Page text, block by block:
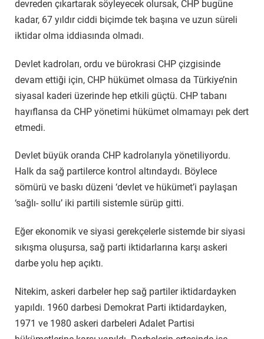
devreden çıkartarak söyleyecek olursak, CHP bugüne
kadar, 67 yıldır ciddi biçimde tek başına ve uzun süreli
iktidar olma iddiasında olmadı.
Devlet kadroları, ordu ve bürokrasi CHP çizgisinde
devam ettiği için, CHP hükümet olmasa da Türkiye’nin
siyasal kaderi üzerinde hep etkili güçtü. CHP tabanı
hayıflansa da CHP yönetimi hükümet olmamayı pek dert
etmedi.
Devlet büyük oranda CHP kadrolarıyla yönetiliyordu.
Halk da sağ partilerce kontrol altındaydı. Böylece
sömürü ve baskı düzeni ‘devlet ve hükümet’i paylaşan
‘sağlı- sollu’ iki partili sistemle sürüp gitti.
Eğer ekonomik ve siyasi gerekçelerle sistemde bir siyasi
sıkışma oluşursa, sağ parti iktidarlarına karşı askeri
darbe yolu hep açıktı.
Nitekim, askeri darbeler hep sağ partiler iktidardayken
yapıldı. 1960 darbesi Demokrat Parti iktidardayken,
1971 ve 1980 askeri darbeleri Adalet Partisi